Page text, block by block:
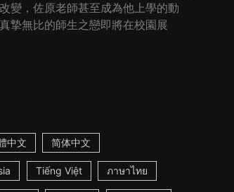
變，佐原老師甚至成為他上學的動
摯無比的師生之戀即將在校園展
中文 简体中文
Tiếng Việt ภาษาไทย